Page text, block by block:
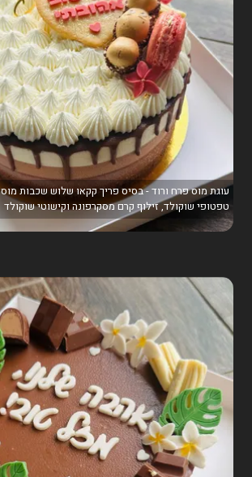
עוגת מוס פרח ורוד - בסיס פריך קקאו שלוש שכבות
טפטופי שוקולד, זילוף קרם מסקרפונה וקישוטי שוקולד